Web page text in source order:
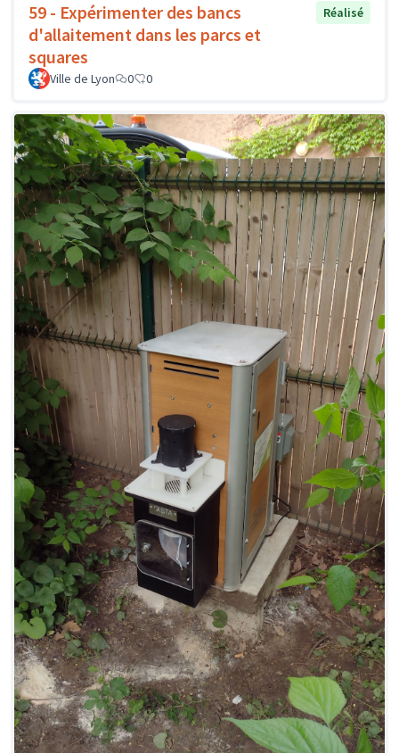
59 - Expérimenter des bancs
d'allaitement dans les parcs et
squares
Réalisé
Ville de Lyon 0 0